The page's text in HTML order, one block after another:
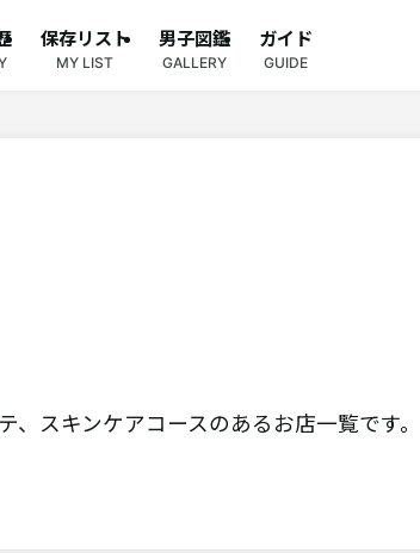
保存リスト
MY LIST
男子図鑑
GALLERY
ガイド
GUIDE
、スキンケアコースのあるお店一覧です。